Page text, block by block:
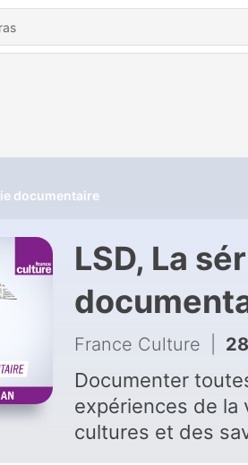
documentaire
LSD, La
France Culture 2820 - Astrologie :
Documenter
expériences de la
cultures et des
Chaque semaine,